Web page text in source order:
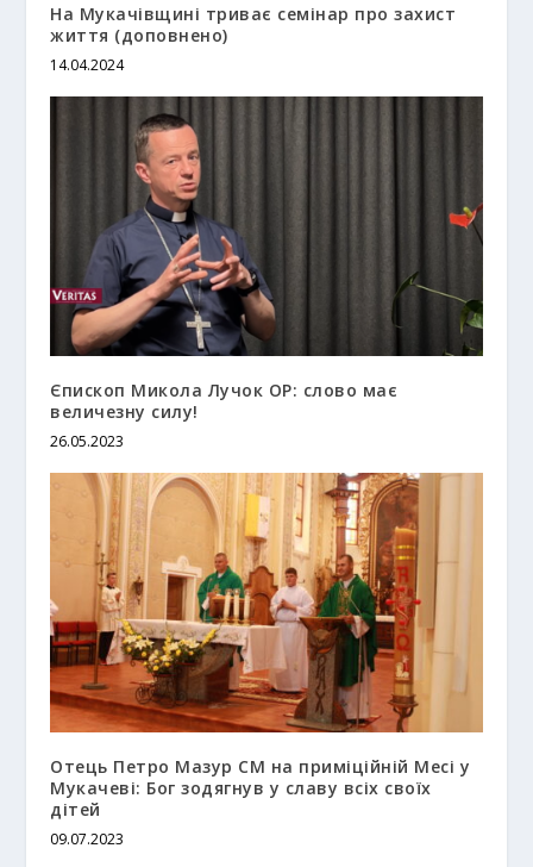
На Мукачівщині триває семінар про захист
життя (доповнено)
14.04.2024
Єпископ Микола Лучок OP: слово має
величезну силу!
26.05.2023
Отець Петро Мазур СМ на приміційній Месі у
Мукачеві: Бог зодягнув у славу всіх своїх
дітей
09.07.2023